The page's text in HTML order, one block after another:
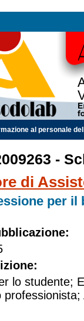
al personale
-
di
per il
lo studente;
professionista;